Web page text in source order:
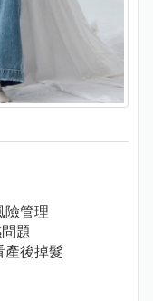
險管理
題
產後掉髮